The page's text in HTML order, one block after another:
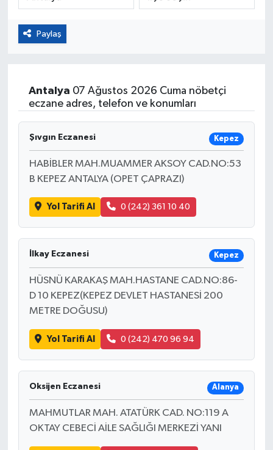
Paylaş
Antalya 07 Ağustos 2026 Cuma nöbetçi
eczane adres, telefon ve konumları
Şıvgın Eczanesi Kepez
HABİBLER MAH.MUAMMER AKSOY CAD.NO:53
B KEPEZ ANTALYA (OPET ÇAPRAZI)
Yol Tarifi Al 0 (242) 361 10 40
İlkay Eczanesi Kepez
HÜSNÜ KARAKAŞ MAH.HASTANE CAD.NO:86-
D 10 KEPEZ(KEPEZ DEVLET HASTANESİ 200
METRE DOĞUSU)
Yol Tarifi Al 0 (242) 470 96 94
Oksijen Eczanesi Alanya
MAHMUTLAR MAH. ATATÜRK CAD. NO:119 A
OKTAY CEBECİ AİLE SAĞLIĞI MERKEZİ YANI
Magazin
Kültür ve Sanat
Sivil Toplum
Tarım
Bilim ve Teknoloji
Güvenlik
Resmi İlanlar